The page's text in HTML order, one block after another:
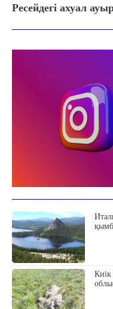
ҚҰҚЫҚ
Kokshetau
Жоба туралы
Ресейдегі ахуал